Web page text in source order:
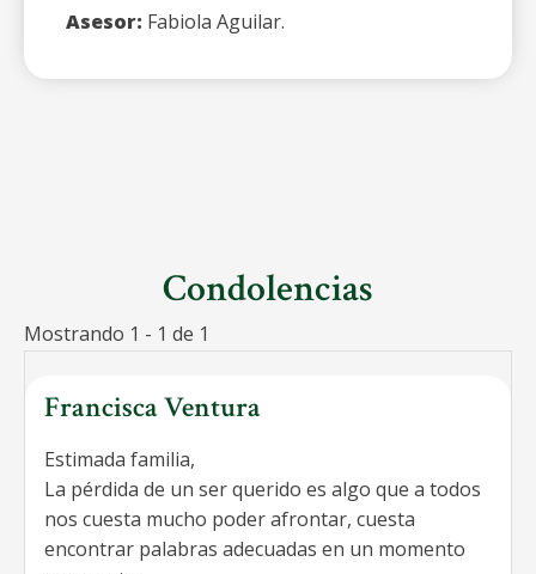
Asesor: Fabiola Aguilar.
Condolencias
Mostrando 1 - 1 de 1
Francisca Ventura
Estimada familia,
La pérdida de un ser querido es algo que a todos
nos cuesta mucho poder afrontar, cuesta
encontrar palabras adecuadas en un momento